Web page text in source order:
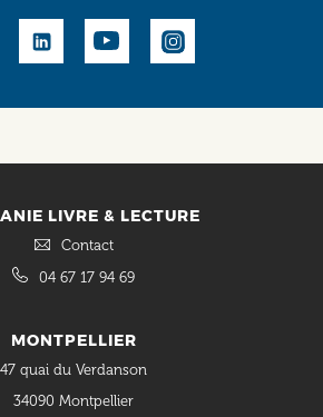
LIVRE & LECTURE
Contact
04 67 17 94 69
MONTPELLIER
47 quai du Verdanson
34090 Montpellier